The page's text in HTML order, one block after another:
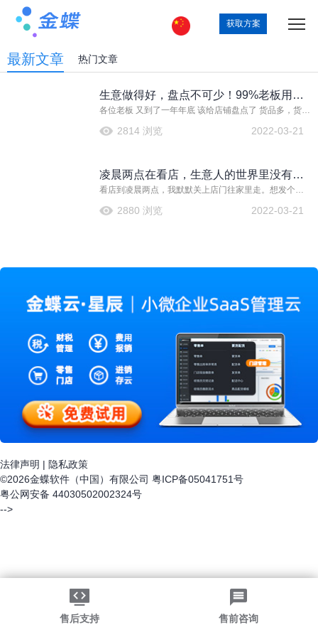
获取方案
售后支持 售前咨询
最新文章 热门文章
生意做得好，盘点不可少！99%老板用过
都说好
各位老板 又到了一年年底 该给店铺盘点了 货品多，货品
点功能 亲测好用哦~
2022-03-21
2814 浏览
凌晨两点在看店，生意人的世界里没有容
易二字
看店到凌晨两点，我默默关上店门往家里走。想发个朋
很多人加了晚班，会发个朋友圈，好让老板知道。可是
2022-03-21
2880 浏览
法律声明 | 隐私政策
©2026金蝶软件（中国）有限公司 粤ICP备05041751号
粤公网安备 44030502002324号
-->